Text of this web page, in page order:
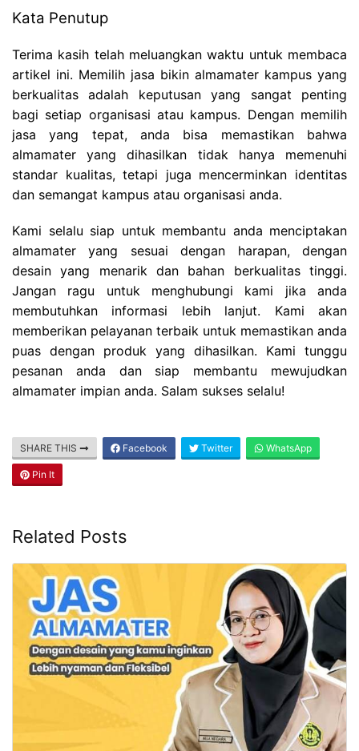
Kata Penutup
Terima kasih telah meluangkan waktu untuk membaca
artikel ini. Memilih jasa bikin almamater kampus yang
berkualitas adalah keputusan yang sangat penting
bagi setiap organisasi atau kampus. Dengan memilih
jasa yang tepat, anda bisa memastikan bahwa
almamater yang dihasilkan tidak hanya memenuhi
standar kualitas, tetapi juga mencerminkan identitas
dan semangat kampus atau organisasi anda.
Kami selalu siap untuk membantu anda menciptakan
almamater yang sesuai dengan harapan, dengan
desain yang menarik dan bahan berkualitas tinggi.
Jangan ragu untuk menghubungi kami jika anda
membutuhkan informasi lebih lanjut. Kami akan
memberikan pelayanan terbaik untuk memastikan anda
puas dengan produk yang dihasilkan. Kami tunggu
pesanan anda dan siap membantu mewujudkan
almamater impian anda. Salam sukses selalu!
SHARE THIS Facebook Twitter WhatsApp
Pin It
Related Posts